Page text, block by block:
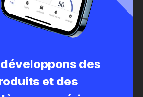
des
et des